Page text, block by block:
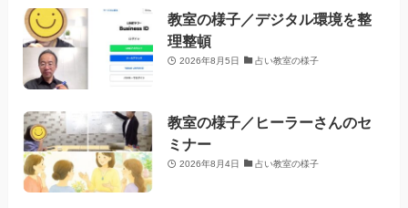
教室の様子／デジタル環境を整
理整頓
2026年8月5日 占い教室の様子
教室の様子／ヒーラーさんのセ
ミナー
2026年8月4日 占い教室の様子